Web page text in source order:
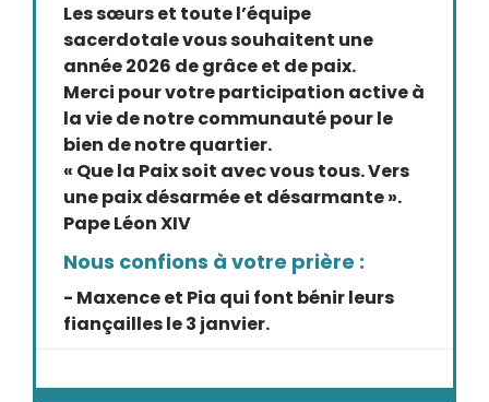
Les sœurs et toute l’équipe
sacerdotale vous souhaitent une
année 2026 de grâce et de paix.
Merci pour votre participation active à
la vie de notre communauté pour le
bien de notre quartier.
« Que la Paix soit avec vous tous. Vers
une paix désarmée et désarmante ».
Pape Léon XIV
Nous confions à votre prière :
- Maxence et Pia qui font bénir leurs
fiançailles le 3 janvier.